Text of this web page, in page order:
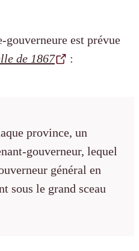
est prévue
de 1867 :
province, un
gouverneur, lequel
général en
sous le grand sceau